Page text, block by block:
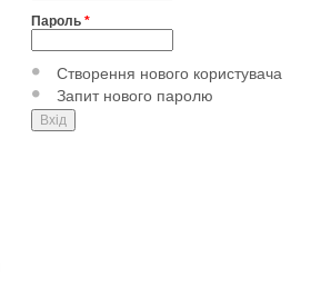
Пароль *
Створення нового користувача
Запит нового паролю